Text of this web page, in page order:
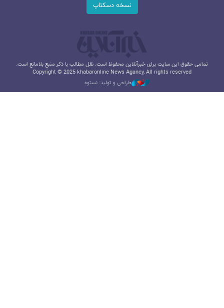
نسخه دسکتاپ
تمامی حقوق این سایت برای خبرآنلاین محفوظ است. نقل مطالب با ذکر منبع بلامانع است.
Copyright © 2025 khabaronline News Agancy, All rights reserved
طراحی و تولید: نستوه